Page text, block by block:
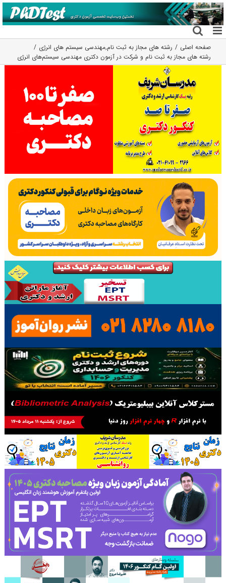
رفتن
به
محتوا
صفحه اصلی رشته های مجاز به ثبت نام,مهندسی سیستم های انرژی
رشته های مجاز به ثبت نام و شرکت در آزمون دکتری مهندسی سیستم‌های انرژی